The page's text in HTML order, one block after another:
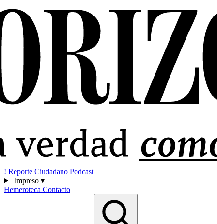
! Reporte Ciudadano Podcast
Impreso ▾
Hemeroteca Contacto